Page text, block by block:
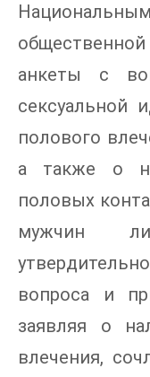
анкеты с
сексуальной
полового
а также о
половых
мужчин
вопроса и
заявляя о
влечения,